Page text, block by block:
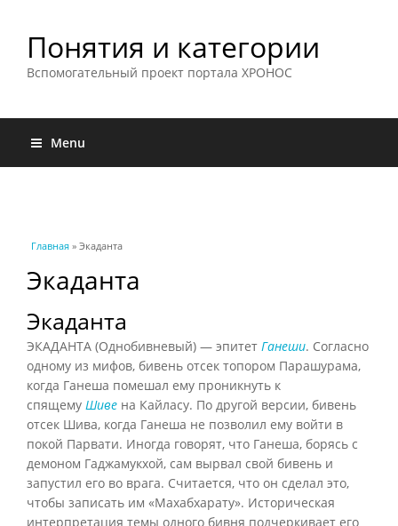
Понятия и категории
Вспомогательный проект портала ХРОНОС
Menu
Вы здесь
Главная » Экаданта
Экаданта
Экаданта
ЭКАДАНТА (Однобивневый) — эпитет Ганеши. Согласно
одному из мифов, бивень отсек топором Парашурама,
когда Ганеша помешал ему проникнуть к
спящему Шиве на Кайласу. По другой версии, бивень
отсек Шива, когда Ганеша не позволил ему войти в
покой Парвати. Иногда говорят, что Ганеша, борясь с
демоном Гаджамукхой, сам вырвал свой бивень и
запустил его во врага. Считается, что он сделал это,
чтобы записать им «Махабхарату». Историческая
интерпретация темы одного бивня подчеркивает его